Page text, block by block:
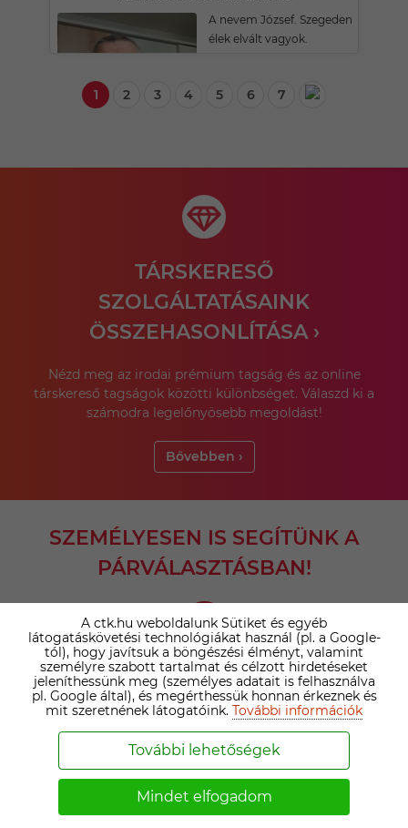
A nevem József. Szegeden
élek elvált vagyok.
1 2 3 4 5 6 7
TÁRSKERESŐ
SZOLGÁLTATÁSAINK
ÖSSZEHASONLÍTÁSA ›
Nézd meg az irodai prémium tagság és az online
társkereső tagságok közötti különbséget. Válaszd ki a
számodra legelőnyösebb megoldást!
Bővebben ›
SZEMÉLYESEN IS SEGÍTÜNK A
PÁRVÁLASZTÁSBAN!
AZ IRODAI PRÉMIUM TAGSÁG ELŐNYEI
Minden prémium ügyfelünket személyesen
megismerjük, így biztosan a valós igényeid és
elképzeléseid érvényesülnek.
Támogatásunkkal átlagosan négyszer több
A ctk.hu weboldalunk Sütiket és egyéb
látogatáskövetési technológiákat használ (pl. a Google-
tól), hogy javítsuk a böngészési élményt, valamint
személyre szabott tartalmat és célzott hirdetéseket
jeleníthessünk meg (személyes adatait is felhasználva
pl. Google által), és megérthessük honnan érkeznek és
mit szeretnének látogatóink. További információk
További lehetőségek
Mindet elfogadom